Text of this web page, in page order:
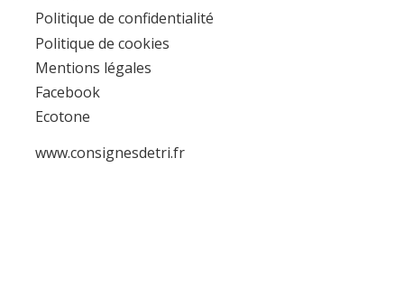
Politique de confidentialité
Politique de cookies
Mentions légales
Facebook
Ecotone
www.consignesdetri.fr